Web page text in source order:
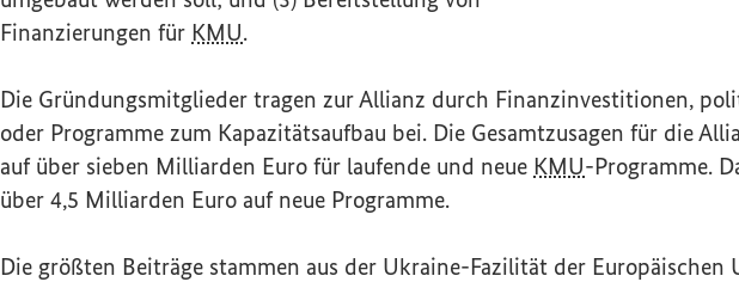
Finanzierungen für KMU.
Die Gründungsmitglieder tragen zur Allianz durch Finanzinvestitionen,
oder Programme zum Kapazitätsaufbau bei. Die Gesamtzusagen für die
auf über sieben Milliarden Euro für laufende und neue KMU-Programme.
über 4,5 Milliarden Euro auf neue Programme.
Die größten Beiträge stammen aus der Ukraine-Fazilität der Europäischen